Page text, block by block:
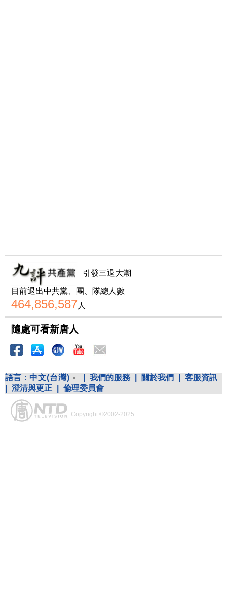
引發三退大潮
目前退出中共黨、團、隊總人數
464,856,587人
隨處可看新唐人
語言： 中文(台灣) 我們的服務 關於我們
客服資訊
澄清與更正 倫理委員會
Copyright ©2002-2025